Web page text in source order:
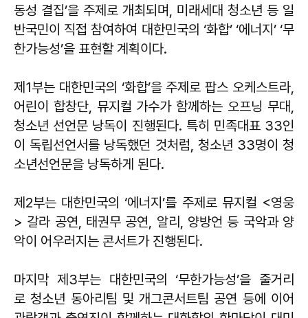
동성 결집’을 주제로 개최되며, 미래세대 청소년 등 일
반국민이 직접 참여하여 대한민국의 ‘화합’ ‘에너지’ ‘무
한가능성’을 표현할 계획이다.
제1부는 대한민국의 ‘화합’을 주제로 팝스 오케스트라,
어린이 합창단, 뮤지컬 가수가 함께하는 오프닝 무대,
청소년 선언문 낭독이 진행된다. 특히 민족대표 33인
이 독립선언서를 낭독했던 것처럼, 청소년 33명이 청
소년선언문을 낭독하게 된다.
제2부는 대한민국의 ‘에너지’를 주제로 뮤지컬 <영웅
> 갈라 공연, 태권무 공연, 알리, 양방언 등 국악과 양
악이 어우러지는 콘서트가 진행된다.
마지막 제3부는 대한민국의 ‘무한가능성’을 줄거리
로 청소년 동아리팀 및 개그콘서트팀 공연 등에 이어